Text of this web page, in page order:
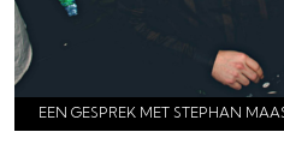
EEN GESPREK MET STEPHAN